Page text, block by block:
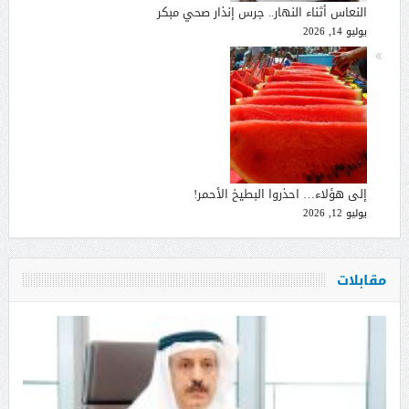
النعاس أثناء النهار.. جرس إنذار صحي مبكر
يوليو 14, 2026
إلى هؤلاء… احذروا البطيخ الأحمر!
يوليو 12, 2026
مقابلات